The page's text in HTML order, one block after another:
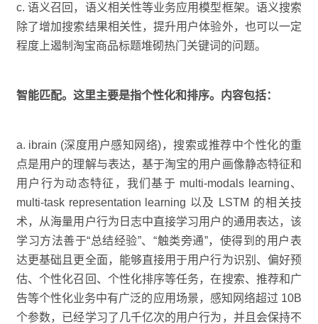
c. 语义召回，语义相关性等业务应用模型框架。语义搜索
除了增加搜索结果相关性，提升用户体验外，也可以一定
程度上遏制淘宝商品标题堆砌热门关键词的问题。
智能匹配。这里主要是指个性化和排序。内容包括：
a. ibrain (深度用户感知网络)，搜索或推荐中个性化的重
点是用户的理解与表达，基于淘宝的用户画像静态特征和
用户行为动态特征，我们基于 multi-modals learning、
multi-task representation learning 以及 LSTM 的相关技
术，从海量用户行为日志中直接学习用户的通用表达，该
学习方法善于“总结经验”、“触类旁通”，使得到的用户表
达更基础且更全面，能够直接用于用户行为识别、偏好预
估、个性化召回、个性化排序等任务，在搜索、推荐和广
告等个性化业务中有广泛的应用场景，感知网络超过 10B
个参数，已经学习了几千亿次的用户行为，并且会保持不